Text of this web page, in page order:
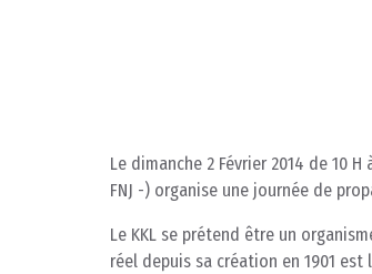
Le dimanche 2 Février 2014 de 10
FNJ -) organise une journée de
Le KKL se prétend être un
réel depuis sa création en 1901